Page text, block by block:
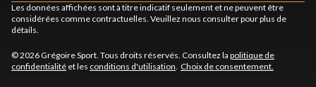
Les données affichées sont à titre indicatif seulement et ne peuvent être
considérées comme contractuelles. Veuillez nous consulter pour plus de
détails.
© 2026 Grégoire Sport. Tous droits réservés. Consultez la politique de
confidentialité et les conditions d'utilisation Choix de consentement.